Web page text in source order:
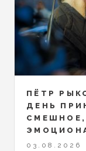
ПЁТР
ДЕНЬ
03.08.2026